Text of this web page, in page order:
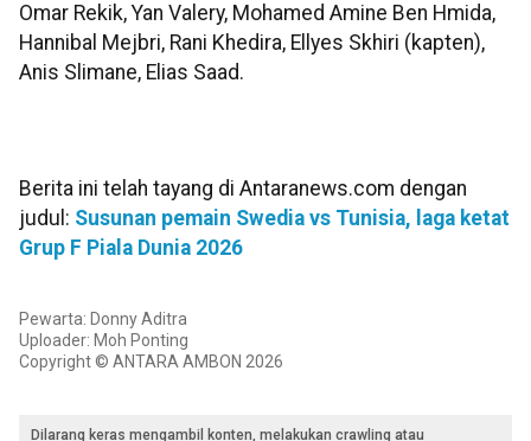
Omar Rekik, Yan Valery, Mohamed Amine Ben Hmida,
Hannibal Mejbri, Rani Khedira, Ellyes Skhiri (kapten),
Anis Slimane, Elias Saad.
Berita ini telah tayang di Antaranews.com dengan
judul: Susunan pemain Swedia vs Tunisia, laga ketat
Grup F Piala Dunia 2026
Pewarta: Donny Aditra
Uploader: Moh Ponting
Copyright © ANTARA AMBON 2026
Dilarang keras mengambil konten, melakukan crawling atau